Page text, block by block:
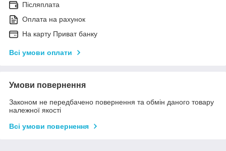
Післяплата
Оплата на рахунок
На карту Приват банку
Всі умови оплати
Умови повернення
Законом не передбачено повернення та обмін даного товару
належної якості
Всі умови повернення